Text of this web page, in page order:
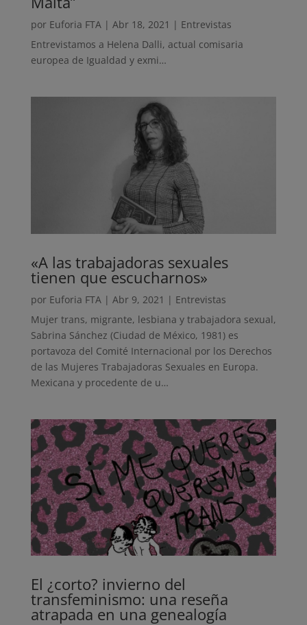
por Euforia FTA| Abr 18, 2021 | Entrevistas
Entrevistamos a Helena Dalli, actual comisaria
europea de Igualdad y exmi…
«A las trabajadoras sexuales
tienen que escucharnos»
por Euforia FTA | Abr 9, 2021 | Entrevistas
Mujer trans, migrante, lesbiana y trabajadora sexual,
Sabrina Sánchez (Ciudad de México, 1981) es
portavoza del Comité Internacional por los Derechos
de las Mujeres Trabajadoras Sexuales en Europa.
Mexicana y procedente de u…
El ¿corto? invierno del
transfeminismo: una reseña
atrapada en una genealogía